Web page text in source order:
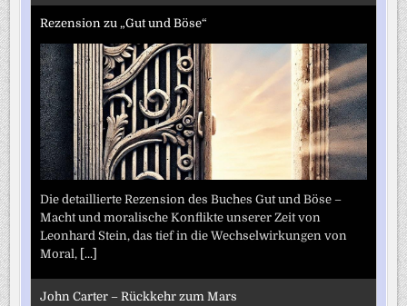
Rezension zu „Gut und Böse“
Die detaillierte Rezension des Buches Gut und Böse –
Macht und moralische Konflikte unserer Zeit von
Leonhard Stein, das tief in die Wechselwirkungen von
Moral, [...]
John Carter – Rückkehr zum Mars